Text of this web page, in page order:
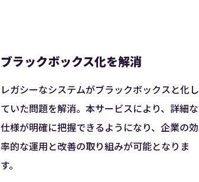
ブラックボックス化を解消
レガシーなシステムがブラックボックスと化し
ていた問題を解消。本サービスにより、詳細な
仕様が明確に把握できるようになり、企業の効
率的な運用と改善の取り組みが可能となりま
す。